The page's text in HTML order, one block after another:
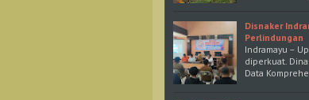
Disnaker
Perlindungan
Indramayu –
diperkuat.
Data